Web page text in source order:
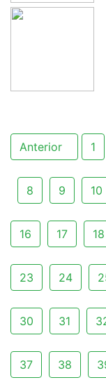
Anterior 1
8 9 10
16 17 18
23 24
30 31
37 38